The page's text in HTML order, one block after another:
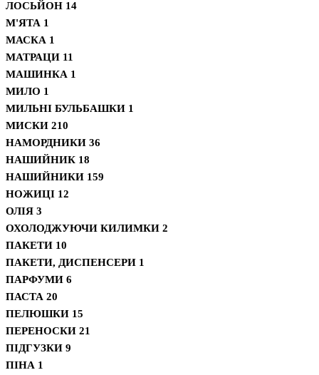
ЛОСЬЙОН 14
М'ЯТА 1
МАСКА 1
МАТРАЦИ 11
МАШИНКА 1
МИЛО 1
МИЛЬНІ БУЛЬБАШКИ 1
МИСКИ 210
НАМОРДНИКИ 36
НАШИЙНИК 18
НАШИЙНИКИ 159
НОЖИЦІ 12
ОЛІЯ 3
ОХОЛОДЖУЮЧИ КИЛИМКИ 2
ПАКЕТИ 10
ПАКЕТИ, ДИСПЕНСЕРИ 1
ПАРФУМИ 6
ПАСТА 20
ПЕЛЮШКИ 15
ПЕРЕНОСКИ 21
ПІДГУЗКИ 9
ПІНА 1